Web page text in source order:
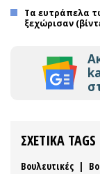
Τα ευτράπελα
ξεχώρισαν
ΣΧΕΤΙΚΑ TAGS
Βουλευτικές |